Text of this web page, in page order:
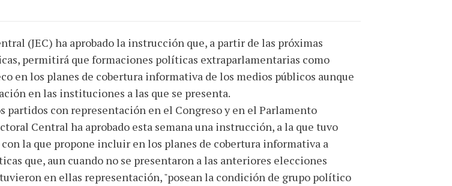
(JEC) ha aprobado la instrucción que, a partir de las próximas
permitirá que formaciones políticas extraparlamentarias como
en los planes de cobertura informativa de los medios públicos aunque
en las instituciones a las que se presenta.
partidos con representación en el Congreso y en el Parlamento
Central ha aprobado esta semana una instrucción, a la que tuvo
con la que propone incluir en los planes de cobertura informativa a
que, aun cuando no se presentaron a las anteriores elecciones
en ellas representación, "posean la condición de grupo político